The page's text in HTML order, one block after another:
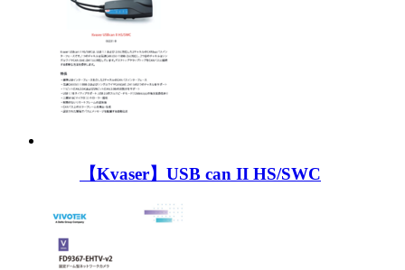
【Kvaser】USB can II HS/SWC